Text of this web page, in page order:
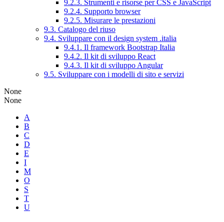
9.2.3. Strumenti e risorse per CSS e JavaScript
9.2.4. Supporto browser
9.2.5. Misurare le prestazioni
9.3. Catalogo del riuso
9.4. Sviluppare con il design system .italia
9.4.1. Il framework Bootstrap Italia
9.4.2. Il kit di sviluppo React
9.4.3. Il kit di sviluppo Angular
9.5. Sviluppare con i modelli di sito e servizi
None
None
A
B
C
D
E
I
M
O
S
T
U